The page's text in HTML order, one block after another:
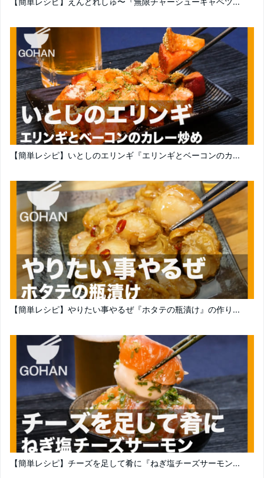
【簡単レシピ】いとしのエリンギ『エリンギとベーコンのカ...
【簡単レシピ】やりたい事やるぜ『ホタテの瓶漬け』の作り...
【簡単レシピ】チーズを足して肴に『ねぎ塩チーズサーモン...